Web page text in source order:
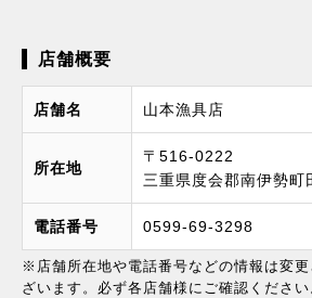
店舗概要
店舗名 山本漁具店
所在地
〒516-0222
三重県度会郡南伊勢
電話番号 0599-69-3298
※店舗所在地や電話番号などの情報は変
ざいます。必ず各店舗様にご確認ください